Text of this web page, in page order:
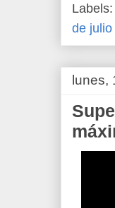
Labels:
de
lunes,